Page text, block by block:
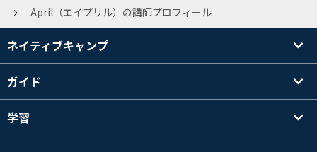
April（エイプリル）の講師プロフィール
ネイティブキャンプ
ガイド
学習